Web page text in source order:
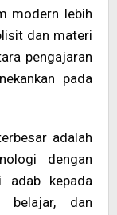
modern lebih
dan materi
pengajaran
pada
adalah
dengan
adab kepada
belajar, dan